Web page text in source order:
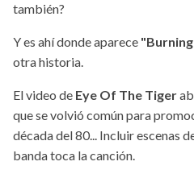
también?
Y es ahí donde aparece
otra historia.
El video de Eye Of The Tiger
que se volvió común para
década del 80... Incluir escenas
banda toca la canción.